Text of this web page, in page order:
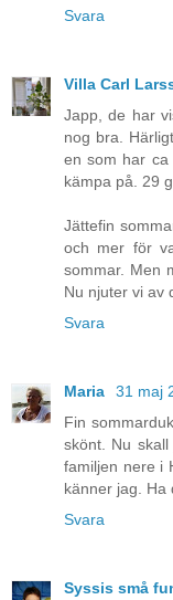
Svara
Villa Carl
Japp, de har
nog bra.
en som har
kämpa på. 29
Jättefin
och mer för
sommar. Men
Nu njuter vi av
Svara
Maria
31 maj
Fin
skönt. Nu
familjen nere i
känner jag. Ha
Svara
Syssis små